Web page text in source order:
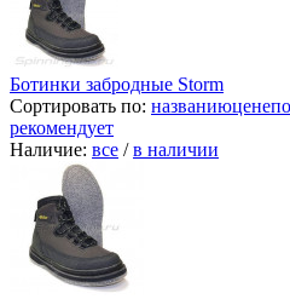
Ботинки забродные Storm
Сортировать по: названиюцене
рекомендует
Наличие: все /в наличии